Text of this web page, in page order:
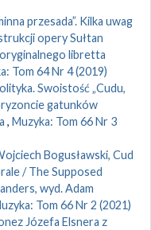
przesada”. Kilka uwag
opery Sułtan
libretta
Tom 64 Nr 4 (2019)
Swoistość „Cudu,
gatunków
, Muzyka: Tom 66 Nr 3
Bogusławski, Cud
/ The Supposed
wyd. Adam
Tom 66 Nr 2 (2021)
Józefa Elsnera z